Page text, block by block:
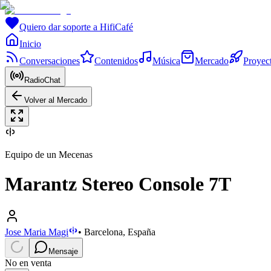
Quiero dar soporte a HifiCafé
Inicio
Conversaciones
Contenidos Música Mercado
RadioChat
Volver al Mercado
Equipo de un Mecenas
Marantz Stereo Console 7T
Jose Maria Magi • Barcelona, España
Mensaje
No en venta